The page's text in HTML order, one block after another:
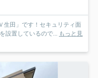
生田」です！セキュリティ面
設置しているので...
もっと見